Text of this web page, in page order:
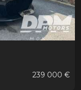
239 000 €